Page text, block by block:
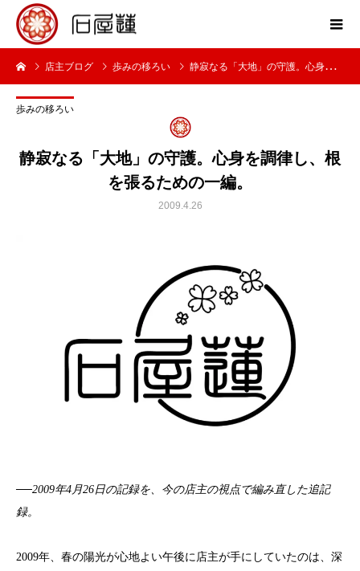
店主ブログ 歩みの移ろい 静寂なる「大地」の守護。心身を調律し、根を張るための一編。
歩みの移ろい
静寂なる「大地」の守護。心身を調律し、根
を張るための一編。
2009.4.26
──2009年4月26日の記録を、今の店主の視点で編み直した追記
録。
2009年、春の陽光が心地よい午後に店主が手にしていたのは、深